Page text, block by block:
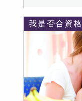
我是否合資格